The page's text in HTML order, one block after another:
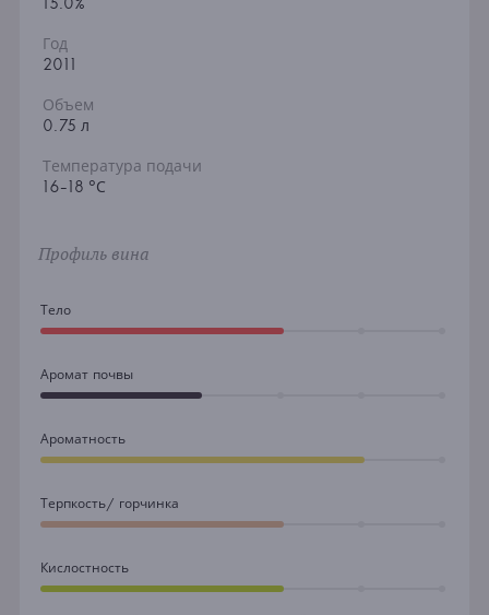
Год
2011
Объем
0.75 л
Температура подачи
16-18 °С
Профиль вина
Тело
Аромат почвы
Ароматность
Терпкость/ горчинка
Кислостность